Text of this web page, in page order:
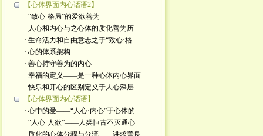
【心体界面内心话语2】
· “致心·格局”的爱欲善为
· 人心和内心与之心体的质化善为历
· 生命活力和自由意志之于“致心·格
· 心的体系架构
· 善心持守善为的内心
· 幸福的定义——是一种心体内心界面
· 快乐和开心的区别定义于人心深层
【心体界面内心话语】
· 心中的爱——“人心·内心”于心体的
· “人心·人欲”——人类恒古不灭通心
· 质化的心体分程与分流——讲求善良